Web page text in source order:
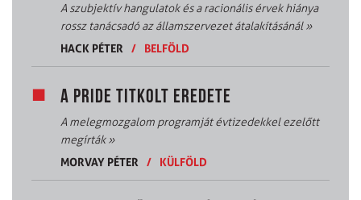
A szubjektív hangulatok és a racionális érvek hiánya
rossz tanácsadó az államszervezet átalakításánál»
HACK PÉTER
/ BELFÖLD
A PRIDE TITKOLT EREDETE
A melegmozgalom programját évtizedekkel ezelőtt
megírták»
MORVAY PÉTER
/ KÜLFÖLD